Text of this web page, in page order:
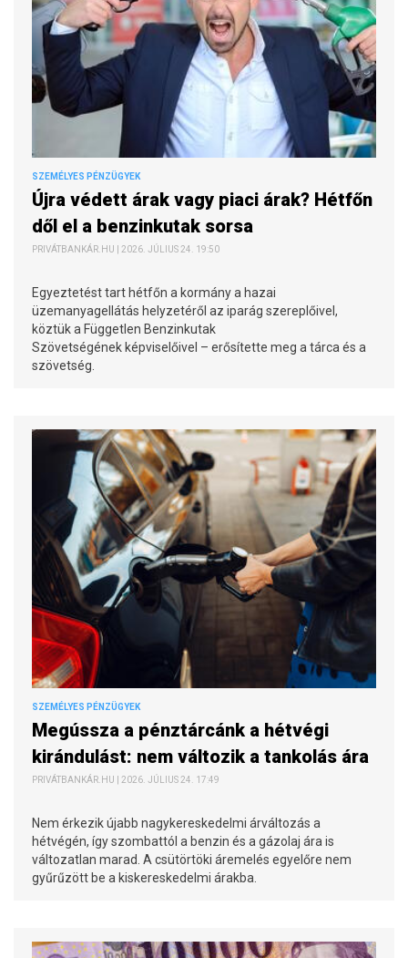
SZEMÉLYES PÉNZÜGYEK
Újra védett árak vagy piaci árak? Hétfőn
dől el a benzinkutak sorsa
PRIVÁTBANKÁR.HU | 2026. JÚLIUS 24. 19:50
Egyeztetést tart hétfőn a kormány a hazai
üzemanyagellátás helyzetéről az iparág szereplőivel,
köztük a Független Benzinkutak
Szövetségének képviselőivel – erősítette meg a tárca és a
szövetség.
SZEMÉLYES PÉNZÜGYEK
Megússza a pénztárcánk a hétvégi
kirándulást: nem változik a tankolás ára
PRIVÁTBANKÁR.HU | 2026. JÚLIUS 24. 17:49
Nem érkezik újabb nagykereskedelmi árváltozás a
hétvégén, így szombattól a benzin és a gázolaj ára is
változatlan marad. A csütörtöki áremelés egyelőre nem
gyűrűzött be a kiskereskedelmi árakba.